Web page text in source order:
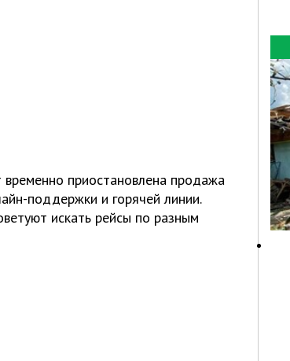
приостановлена ​​продажа
поддержки и горячей линии.
искать рейсы по разным